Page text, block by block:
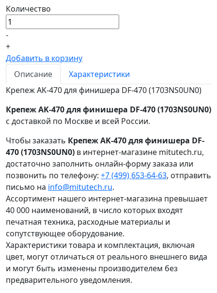
Количество
-
+
Добавить в корзину
Описание
Характеристики
Крепеж AK-470 для финишера DF-470 (1703NS0UN0)
Крепеж AK-470 для финишера DF-470 (1703NS0UN0)
с доставкой по Москве и всей России.
Чтобы заказать Крепеж AK-470 для финишера DF-
470 (1703NS0UN0) в интернет-магазине mitutech.ru,
достаточно заполнить онлайн-форму заказа или
позвонить по телефону: +7 (499) 653-64-63, отправить
письмо на info@mitutech.ru.
Ассортимент нашего интернет-магазина превышает
40 000 наименований, в число которых входят
печатная техника, расходные материалы и
сопутствующее оборудование.
Характеристики товара и комплектация, включая
цвет, могут отличаться от реального внешнего вида
и могут быть изменены производителем без
предварительного уведомления.